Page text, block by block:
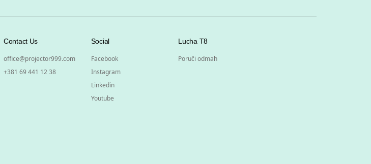
Contact Us
office@projector999.com
+381 69 441 12 38
Social
Facebook
Instagram
Linkedin
Youtube
Lucha T8
Poruči odmah